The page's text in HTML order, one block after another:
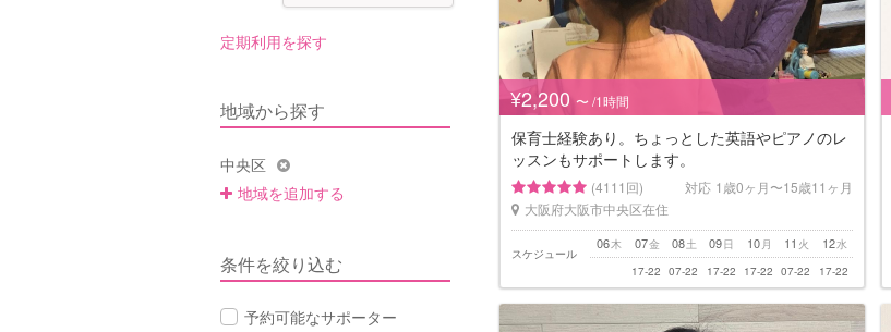
定期利用を探す
地域から探す
中央区
地域を追加する
条件を絞り込む
予約可能なサポーター
¥2,200 〜 /1時間
保育士経験あり。ちょっとした英語やピアノのレ
ッスンもサポートします。
(4111回) 対応 1歳0ヶ月〜15歳11ヶ月
大阪府大阪市中央区在住
スケジュール
木
06 金
07 土
08 日
09 月
10 火
11 水
12
17-22 07-22 17-22 17-22 07-22 17-22